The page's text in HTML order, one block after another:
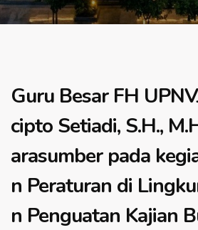
Guru Besar FH
cipto Setiadi, S.H.,
arasumber pada
n Peraturan di
n Penguatan Kajian